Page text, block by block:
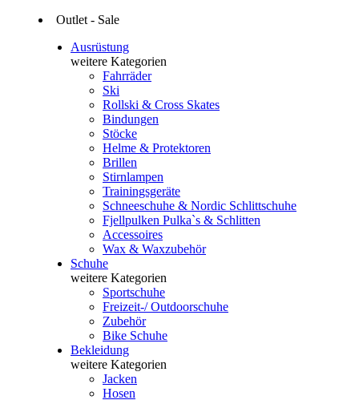
Outlet - Sale
Ausrüstung
weitere Kategorien
Fahrräder
Ski
Rollski & Cross Skates
Bindungen
Stöcke
Helme & Protektoren
Brillen
Stirnlampen
Trainingsgeräte
Schneeschuhe & Nordic Schlittschuhe
Fjellpulken Pulka`s & Schlitten
Accessoires
Wax & Waxzubehör
Schuhe
weitere Kategorien
Sportschuhe
Freizeit-/ Outdoorschuhe
Zubehör
Bike Schuhe
Bekleidung
weitere Kategorien
Jacken
Hosen